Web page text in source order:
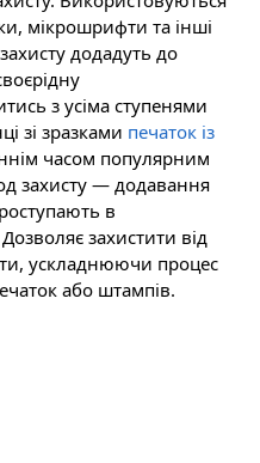
мікрошрифти та інші
додадуть до
з усіма ступенями
зі зразками печаток із
часом популярним
захисту — додавання
в
захистити від
ускладнюючи процес
або штампів.